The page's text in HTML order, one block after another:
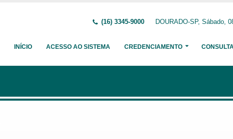
(16) 3345-9000 DOURADO-SP, Sábado,
INÍCIO ACESSO AO SISTEMA CREDENCIAMENTO